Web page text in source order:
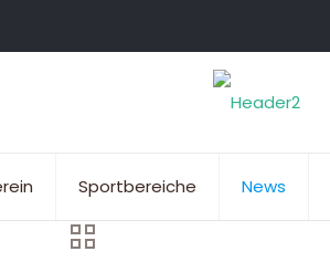
Sportbereiche News